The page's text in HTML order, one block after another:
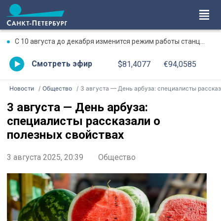
С 10 августа до декабря изменится режим работы станции метро «Чкаловская»
Смотреть эфир $81,4077 €94,0585
Новости Общество 3 августа — День арбуза: специалисты рассказали о полезных свойствах
3 августа — День арбуза:
специалисты рассказали о
полезных свойствах
3 августа 2025, 20:39 Общество